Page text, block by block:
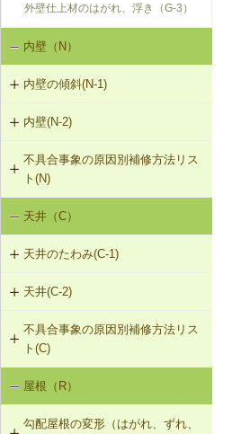
外壁仕上材のはがれ、浮き（G-3）
内壁（N）
内壁の傾斜(N-1)
N-1-001 下地材・仕上材の取替え
（内壁部）
内壁(N-2)
N-2-001 仕上材の張替え（内壁部）
不具合事象の原因別補修方法リス
ト(N)
内壁の傾斜（N-1）
天井（C）
天井のたわみ(C-1)
C-1-201 天井根太の補強
天井(C-2)
C-2-001 天井仕上材の張替え
不具合事象の原因別補修方法リス
ト(C)
天井のたわみ（C-1）
屋根（R）
勾配屋根の変形（はがれ、ずれ、